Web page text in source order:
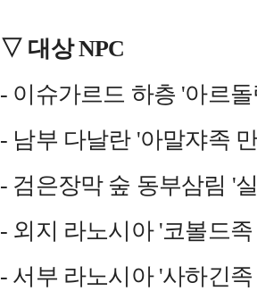
▽ 대상 NPC
- 이슈가르드 하층 '아르
- 남부 다날란 '아말쟈족
- 검은장막 숲 동부삼림 '
- 외지 라노시아 '코볼드
- 서부 라노시아 '사하긴